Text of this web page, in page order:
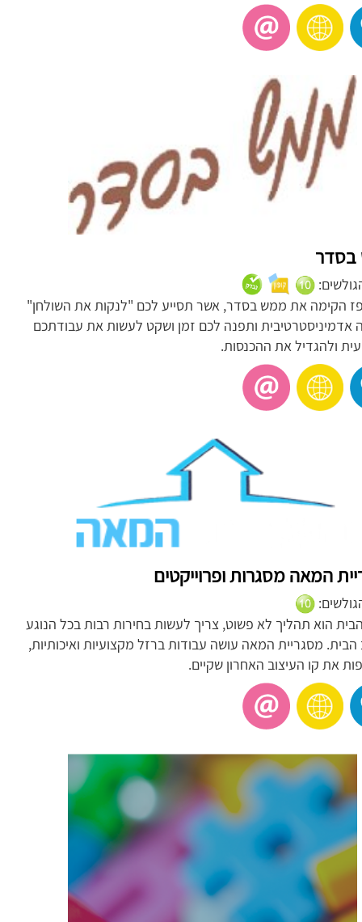
פז הקימה את ממש בסדר, אשר תסייע לכם "לנקות את השולחן"
אדמיניסטרטיבית ותפנה לכם זמן ושקט לעשות את עבודתכם
ולהגדיל את ההכנסות.
המאה מסגרות ופרוייקטים
הוא תהליך לא פשוט, צריך לעשות בחירות רבות בכל הנוגע
הבית. מסגריית המאה עושה עבודות ברזל מקצועיות ואיכותיות,
את קו העיצוב האחרון שקיים.